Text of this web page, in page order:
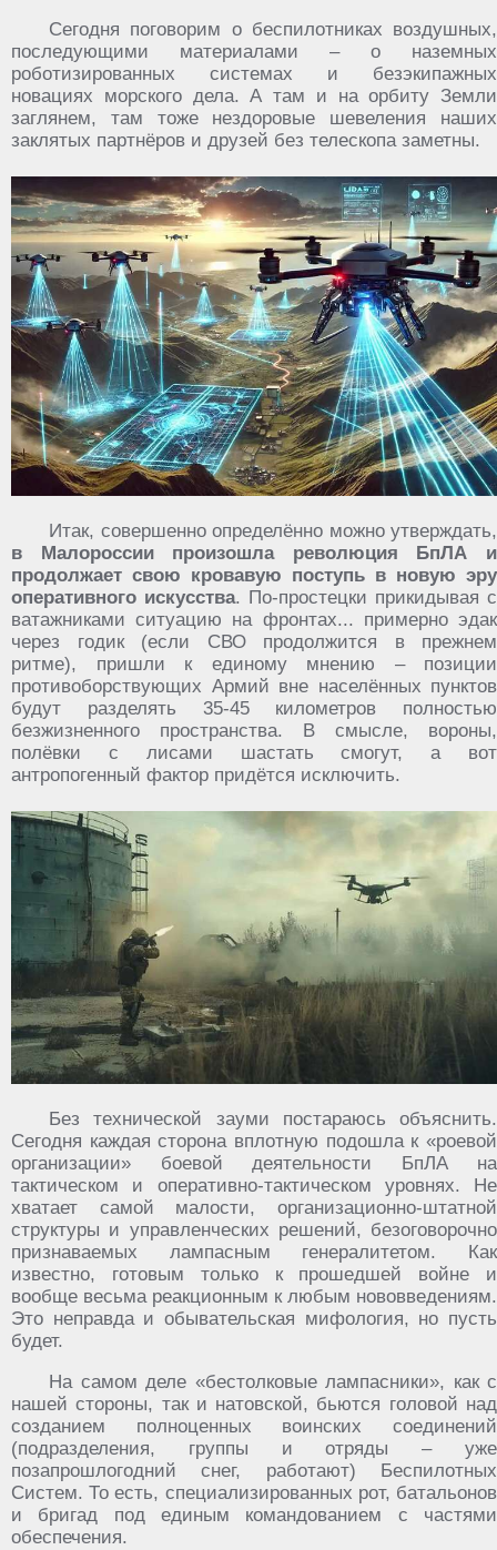
Сегодня поговорим о беспилотниках воздушных,
последующими материалами – о наземных
роботизированных системах и безэкипажных
новациях морского дела. А там и на орбиту Земли
заглянем, там тоже нездоровые шевеления наших
заклятых партнёров и друзей без телескопа заметны.
Итак, совершенно определённо можно утверждать,
в Малороссии произошла революция БпЛА и
продолжает свою кровавую поступь в новую эру
оперативного искусства. По-простецки прикидывая с
ватажниками ситуацию на фронтах... примерно эдак
через годик (если СВО продолжится в прежнем
ритме), пришли к единому мнению – позиции
противоборствующих Армий вне населённых пунктов
будут разделять 35-45 километров полностью
безжизненного пространства. В смысле, вороны,
полёвки с лисами шастать смогут, а вот
антропогенный фактор придётся исключить.
Без технической зауми постараюсь объяснить.
Сегодня каждая сторона вплотную подошла к «роевой
организации» боевой деятельности БпЛА на
тактическом и оперативно-тактическом уровнях. Не
хватает самой малости, организационно-штатной
структуры и управленческих решений, безоговорочно
признаваемых лампасным генералитетом. Как
известно, готовым только к прошедшей войне и
вообще весьма реакционным к любым нововведениям.
Это неправда и обывательская мифология, но пусть
будет.
На самом деле «бестолковые лампасники», как с
нашей стороны, так и натовской, бьются головой над
созданием полноценных воинских соединений
(подразделения, группы и отряды – уже
позапрошлогодний снег, работают) Беспилотных
Систем. То есть, специализированных рот, батальонов
и бригад под единым командованием с частями
обеспечения.